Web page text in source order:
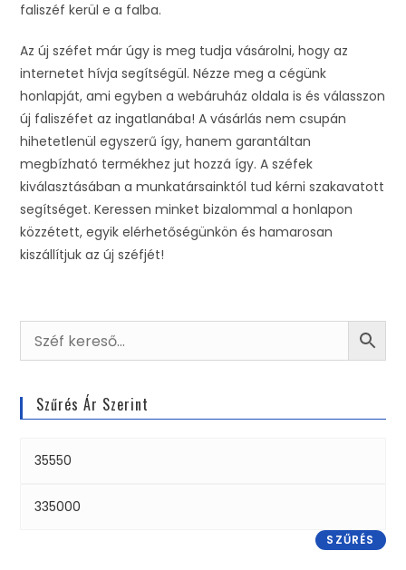
faliszéf kerül e a falba.
Az új széfet már úgy is meg tudja vásárolni, hogy az
internetet hívja segítségül. Nézze meg a cégünk
honlapját, ami egyben a webáruház oldala is és válasszon
új faliszéfet az ingatlanába! A vásárlás nem csupán
hihetetlenül egyszerű így, hanem garantáltan
megbízható termékhez jut hozzá így. A széfek
kiválasztásában a munkatársainktól tud kérni szakavatott
segítséget. Keressen minket bizalommal a honlapon
közzétett, egyik elérhetőségünkön és hamarosan
kiszállítjuk az új széfjét!
Szűrés Ár Szerint
SZŰRÉS